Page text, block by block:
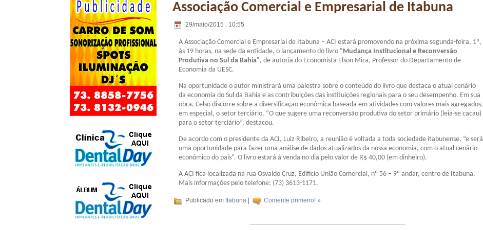
Associação Comercial e Empresarial de Itabuna
29/maio/2015 . 10:55
A Associação Comercial e Empresarial de Itabuna – ACI estará promovendo na próxima segunda-feira, 1º,
às 19 horas, na sede da entidade, o lançamento do livro “Mudança Institucional e Reconversão
Produtiva no Sul da Bahia”, de autoria do Economista Elson Mira, Professor do Departamento de
Economia da UESC.
Na oportunidade o autor ministrará uma palestra sobre o conteúdo do livro que destaca o atual cenário
da economia do Sul da Bahia e as contribuições das instituições regionais para o seu desempenho. Em sua
obra, Celso discorre sobre a diversificação econômica baseada em atividades com valores mais agregados,
em especial, o setor terciário. “O que sugere uma reconversão produtiva do setor primário (leia-se cacau)
para o setor terciário”, destacou.
De acordo com o presidente da ACI, Luiz Ribeiro, a reunião é voltada a toda sociedade itabunense, “e será
uma oportunidade para fazer uma análise de dados atualizados da nossa economia, com o atual cenário
econômico do país”. O livro estará à venda no dia pelo valor de R$ 40,00 (em dinheiro).
A ACI fica localizada na rua Osvaldo Cruz, Edifício União Comercial, nº 56 – 9º andar, centro de Itabuna.
Mais informações pelo telefone: (73) 3613-1171.
Publicado em Itabuna Comente primeiro! »